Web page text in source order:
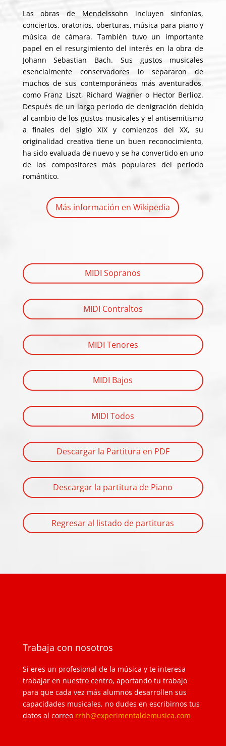
Lasobras de Mendelssohn incluyen sinfonías,
conciertos, oratorios, oberturas, música para piano y
música de cámara. También tuvo un importante
papel en el resurgimiento del interés en la obra de
Johann Sebastian Bach. Sus gustos musicales
esencialmente conservadores lo separaron de
muchos de sus contemporáneos más aventurados,
como Franz Liszt, Richard Wagner o Hector Berlioz.
Después de un largo periodo de denigración debido
al cambio de los gustos musicales y el antisemitismo
a finales del siglo XIX y comienzos del XX, su
originalidad creativa tiene un buen reconocimiento,
ha sido evaluada de nuevo y se ha convertido en uno
de los compositores más populares del periodo
romántico.
Más información en Wikipedia
MIDI Sopranos
MIDI Contraltos
MIDI Tenores
MIDI Bajos
MIDI Todos
Descargar la Partitura en PDF
Descargar la partitura de Piano
Regresar al listado de partituras
Trabaja con nosotros
Si eres un profesional de la música y te interesa
trabajar en nuestro centro, aportando tu trabajo
para que cada vez más alumnos desarrollen sus
capacidades musicales, no dudes en escribirnos tus
datos al correo rrhh@experimentaldemusica.com